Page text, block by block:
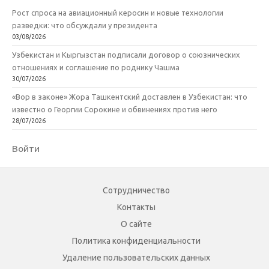
Рост спроса на авиационный керосин и новые технологии
разведки: что обсуждали у президента
03/08/2026
Узбекистан и Кыргызстан подписали договор о союзнических
отношениях и соглашение по роднику Чашма
30/07/2026
«Вор в законе» Жора Ташкентский доставлен в Узбекистан: что
известно о Георгии Сорокине и обвинениях против него
28/07/2026
Войти
Сотрудничество
Контакты
О сайте
Политика конфиденциальности
Удаление пользовательских данных